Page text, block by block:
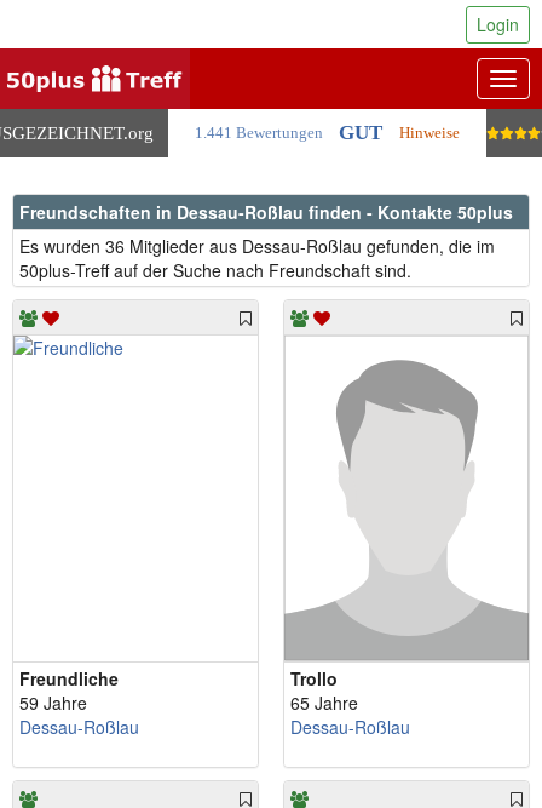
.org 1.441 Bewertungen GUT Hinweise
Login
Freundschaften in Dessau-Roßlau finden - Kontakte 50plus
Es wurden 36 Mitglieder aus Dessau-Roßlau gefunden, die im
50plus-Treff auf der Suche nach Freundschaft sind.
Freundliche
59 Jahre
Dessau-Roßlau
Trollo
65 Jahre
Dessau-Roßlau